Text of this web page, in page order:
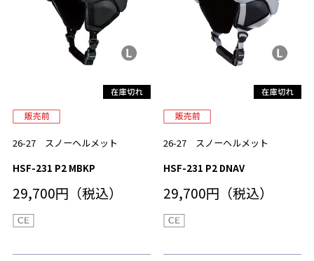
26-27 スノーヘルメット
HSF-231 P2 MBKP
29,700円（税込）
26-27 スノーヘルメット
HSF-231 P2 DNAV
29,700円（税込）